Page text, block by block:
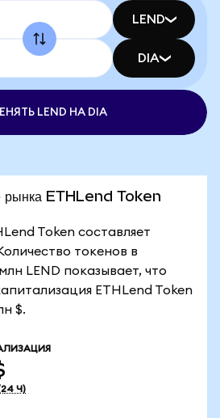
LEND
DIA
LEND НА DIA
рынка ETHLend Token
Token составляет
токенов в
LEND показывает, что
ETHLend Token
$.
Ч)